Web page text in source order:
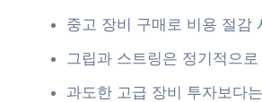
중고 장비 구매로 비용 절감
그립과 스트링은 정기적으로
과도한 고급 장비 투자보다